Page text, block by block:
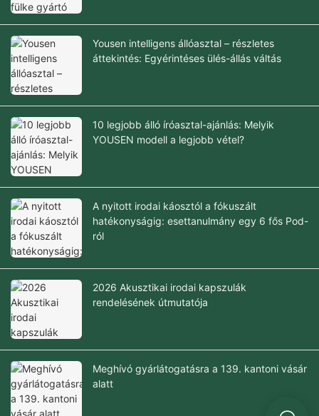
Yousen intelligens állóasztal – részletes
áttekintés: Egyérintéses ülés-állás váltás
10 legjobb álló íróasztal-ajánlás: Melyik
YOUSEN modell a legjobb vétel?
A nyitott irodai káosztól a fókuszált
hatékonyságig: esettanulmány egy 6 fős Pod-
ról
2026 Akusztikai irodai kapszulák
rendelésének útmutatója
Meghívó gyárlátogatásra a 139. kantoni vásár
alatt